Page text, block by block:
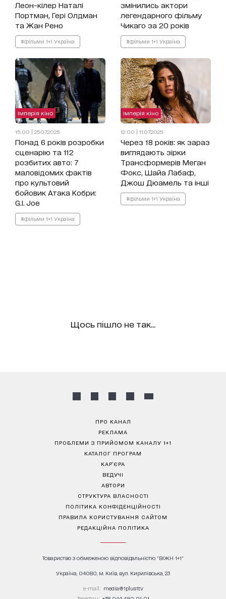
Леон-кілер Наталі
Портман, Гері Олдман
та Жан Рено
#фільми 1+1 Україна
змінились актори
легендарного фільму
Чикаго за 20 років
#фільми 1+1 Україна
Імперія кіно
15:00 | 25.07.2025
Понад 6 років розробки
сценарію та 112
розбитих авто: 7
маловідомих фактів
про культовий
бойовик Атака Кобри:
G.I. Joe
#фільми 1+1 Україна
Імперія кіно
12:00 | 11.07.2025
Через 18 років: як зараз
виглядають зірки
Трансформерів Меган
Фокс, Шайа Лабаф,
Джош Дюамель та інші
#фільми 1+1 Україна
Щось пішло не так...
ПРО КАНАЛ
РЕКЛАМА
ПРОБЛЕМИ З ПРИЙОМОМ КАНАЛУ 1+1
КАТАЛОГ ПРОГРАМ
КАР’ЄРА
ВЕДУЧІ
АВТОРИ
СТРУКТУРА ВЛАСНОСТІ
ПОЛІТИКА КОНФІДЕНЦІЙНОСТІ
ПРАВИЛА КОРИСТУВАННЯ САЙТОМ
РЕДАКЦІЙНА ПОЛІТИКА
Товариство з обмеженою відповідальністю "ВІЖН 1+1"
Україна, 04080, м. Київ, вул. Кирилівська, 23
е-mail: media@1plus1.tv